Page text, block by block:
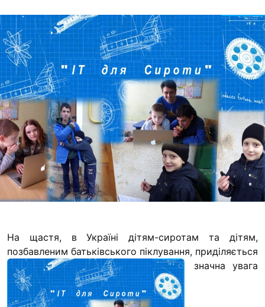
Наш покровитель
Контакти
Проекти
Футбольна команда
Кулінарний гурток
Іконописна школа
“Капеланчики”
Альтернатива
Одна церква –
одна родина
Як допомогти
Ми помолимося
З рук в руки
На щастя, в Україні дітям-сиротам та дітям,
позбавленим батьківського піклування, приділяється
значна увага